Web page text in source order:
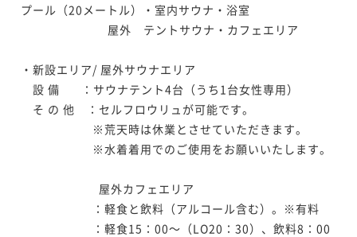
プール（20メートル）・室内サウナ・浴室
屋外　テントサウナ・カフェエリア
・新設エリア/ 屋外サウナエリア
設 備   　：サウナテント4台（うち1台女性専用）
そ の 他　：セルフロウリュが可能です。
※荒天時は休業とさせていただきます。
※水着着用でのご使用をお願いいたします。
屋外カフェエリア
：軽食と飲料（アルコール含む）。※有料
：軽食15：00～（LO20：30）、飲料8：00